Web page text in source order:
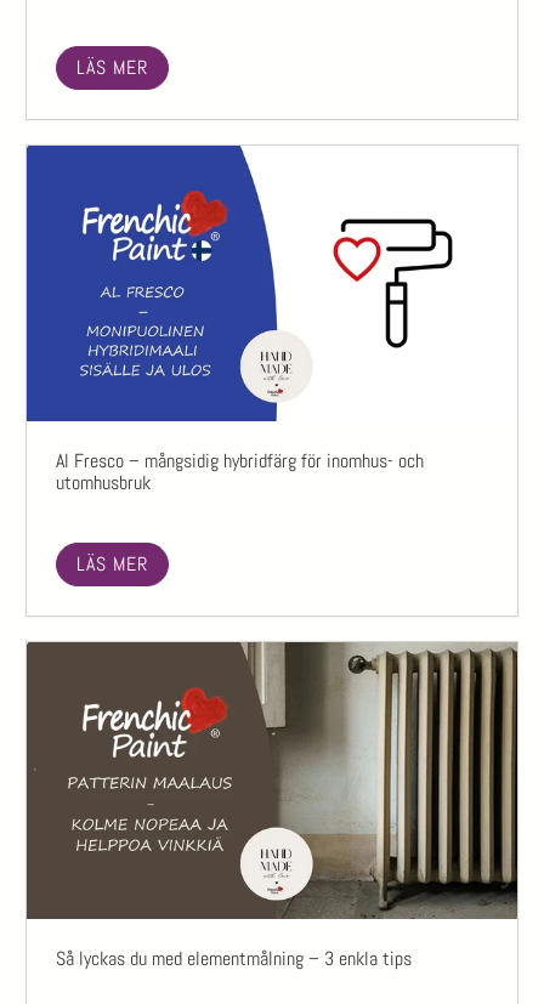
LÄS MER
Al Fresco – mångsidig hybridfärg för inomhus- och
utomhusbruk
LÄS MER
Så lyckas du med elementmålning – 3 enkla tips